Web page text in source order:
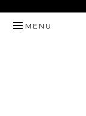
HYPPÄÄ
MENU